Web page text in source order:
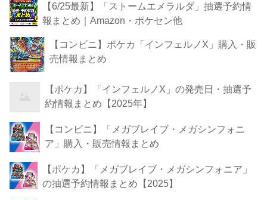
【6/25最新】「ストームエメラルダ」抽選予約情
報まとめ｜Amazon・ポケセン他
【コンビニ】ポケカ「インフェルノX」購入・販
売情報まとめ
【ポケカ】「インフェルノX」の発売日・抽選予
約情報まとめ【2025年】
【コンビニ】「メガブレイブ・メガシンフォニ
ア」購入・販売情報まとめ
【ポケカ】「メガブレイブ・メガシンフォニア」
の抽選予約情報まとめ【2025】